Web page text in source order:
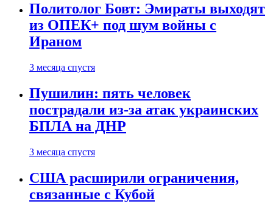
Политолог Бовт: Эмираты выходят
из ОПЕК+ под шум войны с
Ираном
3 месяца спустя
Пушилин: пять человек
пострадали из-за атак украинских
БПЛА на ДНР
3 месяца спустя
США расширили ограничения,
связанные с Кубой